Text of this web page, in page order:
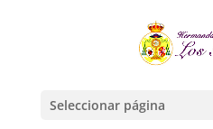
Seleccionar página